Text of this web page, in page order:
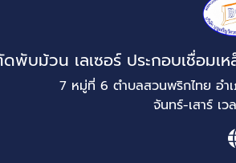
พับม้วน เลเซอร์ ประกอบเชื่อม
7 หมู่ที่ 6 ตำบลสวนพริกไทย อำ
จันทร์-เสาร์ เ